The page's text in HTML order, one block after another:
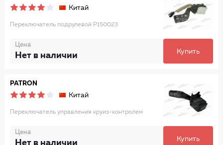
Китай
Переключатель подрулевой P150023
Цена
Нет в наличии Купить
PATRON
Китай
Переключатель управления круиз-контролем
Цена
Нет в наличии Купить